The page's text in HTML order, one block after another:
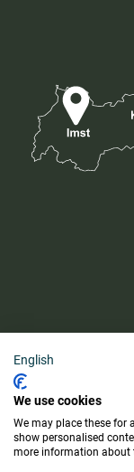
Lieferung &
English
We use cookies
We may place these for
show personalised
more information about